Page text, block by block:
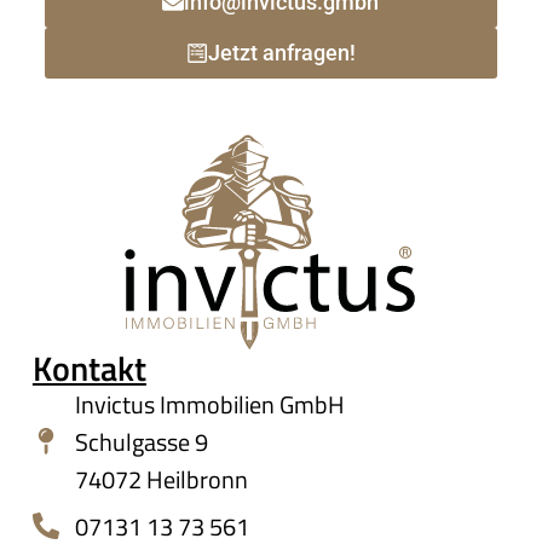
Jetzt anfragen!
Kontakt
Invictus Immobilien GmbH
Schulgasse 9
74072 Heilbronn
07131 13 73 561